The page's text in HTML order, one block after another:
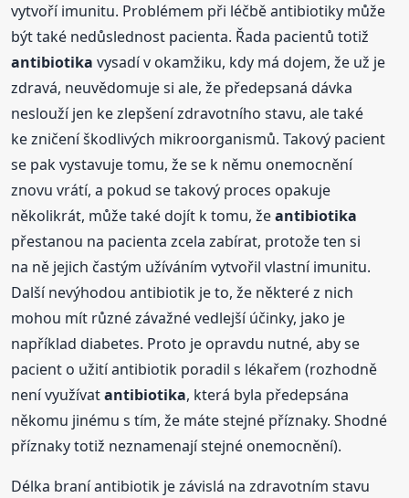
vytvoří imunitu. Problémem při léčbě antibiotiky může
být také nedůslednost pacienta. Řada pacientů totiž
antibiotika vysadí v okamžiku, kdy má dojem, že už je
zdravá, neuvědomuje si ale, že předepsaná dávka
neslouží jen ke zlepšení zdravotního stavu, ale také
ke zničení škodlivých mikroorganismů. Takový pacient
se pak vystavuje tomu, že se k němu onemocnění
znovu vrátí, a pokud se takový proces opakuje
několikrát, může také dojít k tomu, žeantibiotika
přestanou na pacienta zcela zabírat, protože ten si
na ně jejich častým užíváním vytvořil vlastní imunitu.
Další nevýhodou antibiotik je to, že některé z nich
mohou mít různé závažné vedlejší účinky, jako je
například diabetes. Proto je opravdu nutné, aby se
pacient o užití antibiotik poradil s lékařem (rozhodně
není využívatantibiotika, která byla předepsána
někomu jinému s tím, že máte stejné příznaky. Shodné
příznaky totiž neznamenají stejné onemocnění).
Délka braní antibiotik je závislá na zdravotním stavu